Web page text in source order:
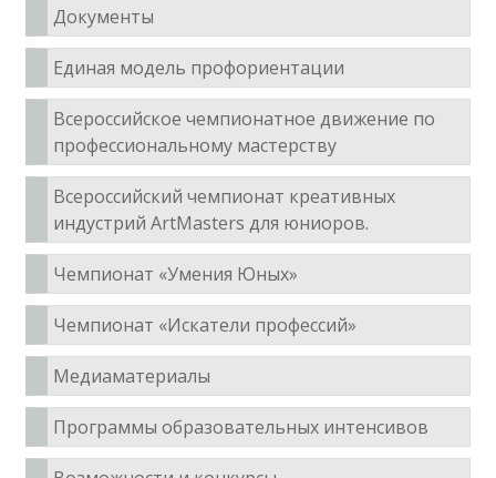
Документы
Единая модель профориентации
Всероссийское чемпионатное движение по
профессиональному мастерству
Всероссийский чемпионат креативных
индустрийArtMasters для юниоров.
Чемпионат «Умения Юных»
Чемпионат «Искатели профессий»
Медиаматериалы
Программы образовательных интенсивов